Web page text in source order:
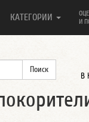
КАТЕГОРИИ
И
В